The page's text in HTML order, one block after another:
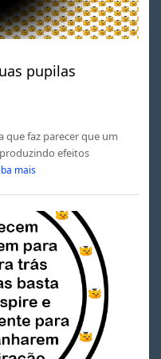
pupilas
que faz parecer que um
efeitos
mais